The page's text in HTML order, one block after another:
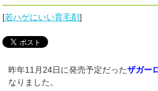
[若ハゲにいい育毛剤]
昨年11月24日に発売予定だったザガー
なりました。